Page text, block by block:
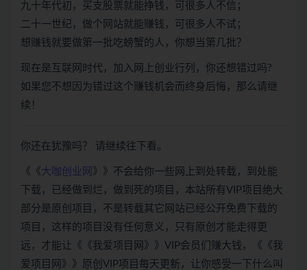
九十年代初，买支股票就能挣钱，可很多人不信；
二十一世纪，做个网站就能赚钱，可很多人不试；
想赚钱就要做第一批吃螃蟹的人，你想当第几批？
现在是互联网时代，加入网上创业行列，你还想错过吗?
如果您不想因为错过这个赚钱机会而终身后悔，那么请继
续！
你还在犹豫吗？ 请继续往下看。
《《大咖创业网 》》不会给你一些网上到处转载，到处能
下载，已经做到烂，做到死的项目，本站所有VIP项目绝大
部分是原创项目，不是转载其它网站已经公开免费下载的
项目，这样的项目没有任何意义，只有原创才能走得更
远，才能让《《我爱项目网》》VIP会员们赚大钱，《《我
爱项目网》》原创VIP项目每天更新，让你感受一下什么叫